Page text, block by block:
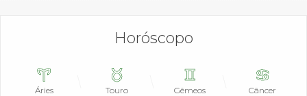
Horóscopo
Áries Touro Gêmeos Câncer